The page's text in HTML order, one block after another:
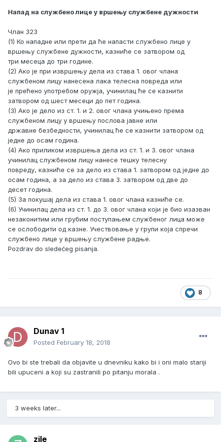
Напад на службено лице у вршењу службене дужности
Члан 323
(1) Ко нападне или прети да ће напасти службено лице у
вршењу службене дужности, казниће се затвором од
три месеца до три године.
(2) Ако је при извршењу дела из става 1. овог члана
службеном лицу нанесена лака телесна повреда или
је прећено употребом оружја, учинилац ће се казнити
затвором од шест месеци до пет година.
(3) Ако је дело из ст. 1. и 2. овог члана учињено према
службеном лицу у вршењу послова јавне или
државне безбедности, учинилац ће се казнити затвором од
једне до осам година.
(4) Ако приликом извршења дела из ст. 1. и 3. овог члана
учинилац службеном лицу нанесе тешку телесну
повреду, казниће се за дело из става 1. затвором од једне до
осам година, а за дело из става 3. затвором од две до
десет година.
(5) За покушај дела из става 1. овог члана казниће се.
(6) Учинилац дела из ст. 1. до 3. овог члана који је био изазван
незаконитим или грубим поступањем службеног лица може
се ослободити од казне. Учествовање у групи која спречи
службено лице у вршењу службене радње.
Pozdrav do sledećeg pisanja.
8
Dunav 1
Posted February 18, 2018
Ovo bi ste trebali da objavite u dnevniku kako bi i oni malo stariji
bili upuceni a koji su zastranili po pitanju morala .
3 weeks later...
zile